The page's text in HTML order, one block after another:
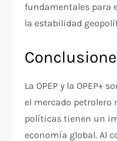
fundamentales para
la estabilidad
La OPEP y la OPEP+
el mercado petrolero
políticas tienen un
economía global. Al